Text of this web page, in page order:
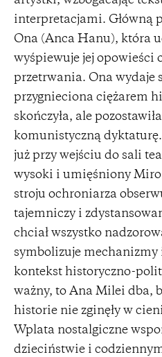
interpretacjami. Główną
Ona (Anca Hanu), która
wyśpiewuje jej opowieści
przetrwania. Ona wydaje
przygnieciona ciężarem
skończyła, ale
komunistyczną
już przy wejściu do sali
wysoki i umięśniony
stroju ochroniarza
tajemniczy i
chciał wszystko
symbolizuje
kontekst historyczno-
ważny, to Ana Milei dba,
historie nie zginęły w
Wplata nostalgiczne
dzieciństwie i